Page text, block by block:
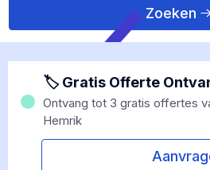
Zoeken
🏷 Gratis Offerte
Ontvang tot 3 gratis offertes
Hemrik